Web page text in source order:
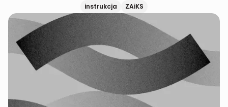
instrukcja
ZAiKS